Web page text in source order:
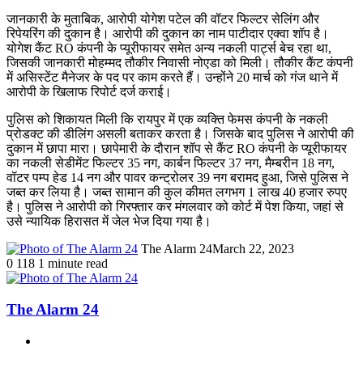
जानकारी के मुताबिक, आरोपी योगेश पटेल की वॉटर फिल्टर सेलिंग और
रिपेयरिंग की दुकान है। आरोपी की दुकान का नाम पाटीदार एक्वा शॉप है।
योगेश कैंट RO कंपनी के प्यूरीफायर समेत अन्य नकली पार्ट्स बेच रहा था,
जिसकी जानकारी मोहम्मद तौकीर निवासी नोएडा को मिली। तौकीर कैंट कंपनी
में असिस्टेंट मैनेजर के पद पर काम करते हैं। उन्होंने 20 मार्च को गंज थाने में
आरोपी के खिलाफ रिपोर्ट दर्ज कराई।
पुलिस को शिकायत मिली कि रायपुर में एक व्यक्ति फेमस कंपनी के नकली
प्रोडक्ट की डीलिंग असली बताकर करता है। जिसके बाद पुलिस ने आरोपी की
दुकान में छापा मारा। छापेमारी के दौरान शॉप से कैंट RO कंपनी के प्यूरीफायर
का नकली सेडीमेंट फिल्टर 35 नग, कार्बन फिल्टर 37 नग, मैम्बरीन 18 नग,
वॉटर पम्प हेड 14 नग और पावर कन्ट्रोलर 39 नग बरामद हुआ, जिसे पुलिस ने
जब्त कर लिया है। जब्त सामान की कुल कीमत लगभग 1 लाख 40 हजार रुपए
है। पुलिस ने आरोपी को गिरफ्तार कर मंगलवार को कोर्ट में पेश किया, जहां से
उसे न्यायिक हिरासत में जेल भेज दिया गया है।
The Alarm 24March 22, 2023
0 118 1 minute read
The Alarm 24